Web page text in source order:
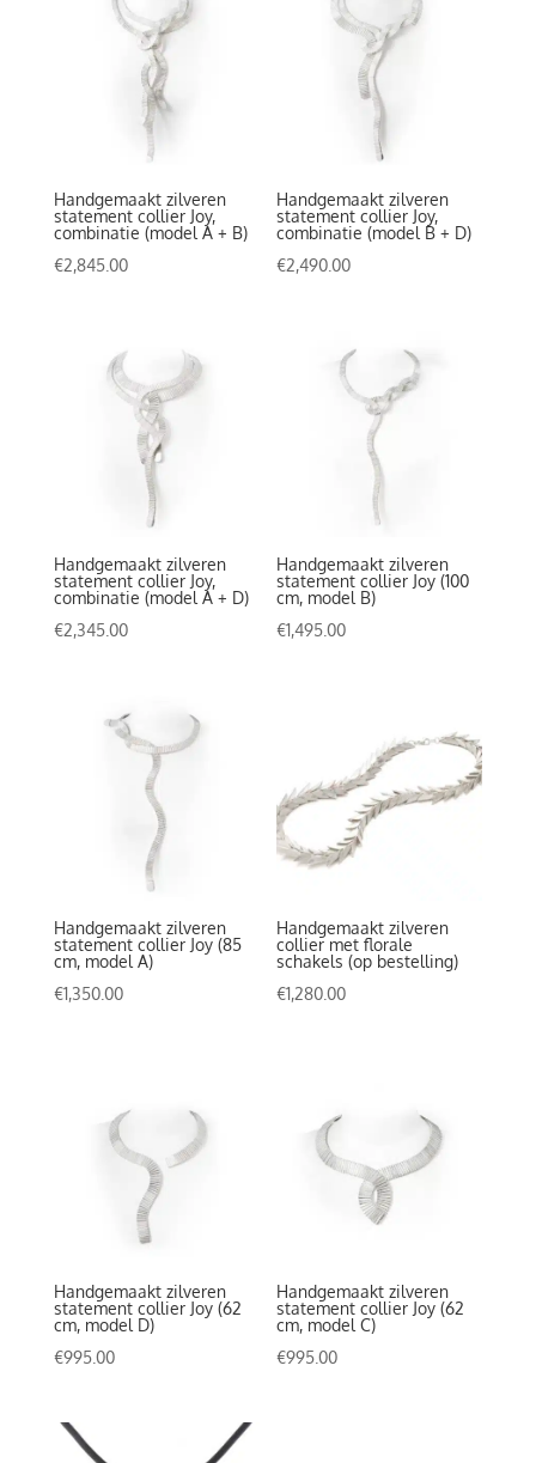
Handgemaakt zilveren
statement collier Joy,
combinatie (model A + B)
€2,845.00
Handgemaakt zilveren
statement collier Joy,
combinatie (model B + D)
€2,490.00
Handgemaakt zilveren
statement collier Joy,
combinatie (model A + D)
€2,345.00
Handgemaakt zilveren
statement collier Joy (100
cm, model B)
€1,495.00
Handgemaakt zilveren
statement collier Joy (85
cm, model A)
€1,350.00
Handgemaakt zilveren
collier met florale
schakels (op bestelling)
€1,280.00
Handgemaakt zilveren
statement collier Joy (62
cm, model D)
€995.00
Handgemaakt zilveren
statement collier Joy (62
cm, model C)
€995.00